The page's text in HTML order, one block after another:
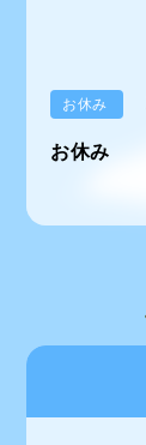
お休み
お休み